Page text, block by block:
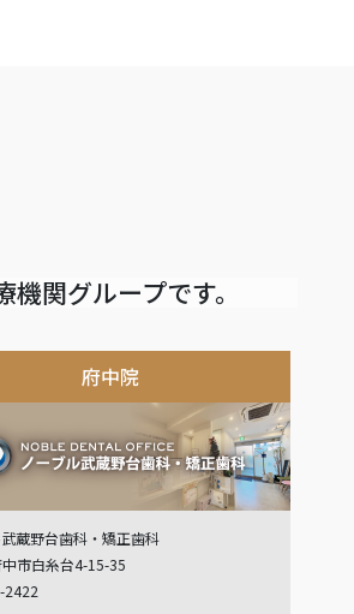
関グループです。
府中院
武蔵野台歯科・矯正歯科
市白糸台4-15-35
2422